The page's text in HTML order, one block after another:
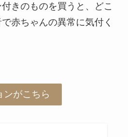
きのものを買うと、どこ
赤ちゃんの異常に気付く
ンがこちら